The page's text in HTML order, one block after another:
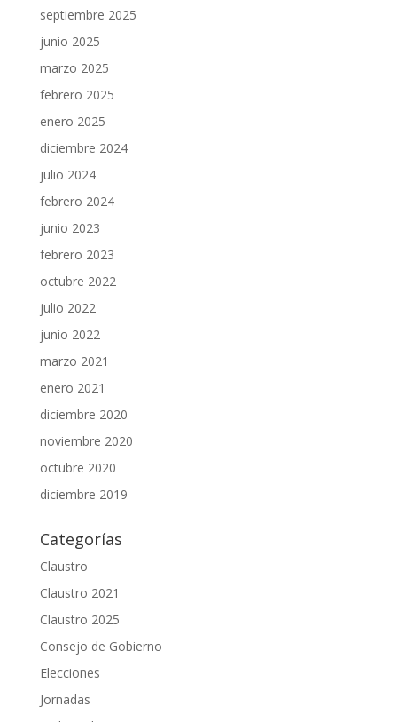
septiembre 2025
junio 2025
marzo 2025
febrero 2025
enero 2025
diciembre 2024
julio 2024
febrero 2024
junio 2023
febrero 2023
octubre 2022
julio 2022
junio 2022
marzo 2021
enero 2021
diciembre 2020
noviembre 2020
octubre 2020
diciembre 2019
Categorías
Claustro
Claustro 2021
Claustro 2025
Consejo de Gobierno
Elecciones
Jornadas